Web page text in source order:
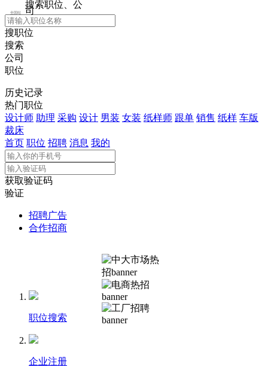
全国站
搜索职位、公
司
搜职位
搜索
公司
职位
历史记录
热门职位
设计师 助理 采购 设计 男装 女装 纸样师 跟单 销售 纸样 车版
裁床
首页 职位 招聘 消息 我的
获取验证码
验证
招聘广告
合作招商
职位搜索
企业注册